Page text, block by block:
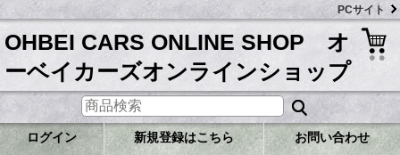
PCサイト
OHBEI CARS ONLINE SHOP オ
ーベイカーズオンラインショップ
ログイン 新規登録はこちら お問い合わせ